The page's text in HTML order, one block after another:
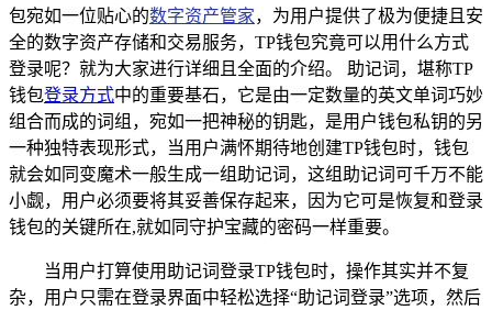
包宛如一位贴心的数字资产管家，为用户提供了极为便捷且安
全的数字资产存储和交易服务，TP钱包究竟可以用什么方式
登录呢？就为大家进行详细且全面的介绍。 助记词，堪称TP
钱包登录方式中的重要基石，它是由一定数量的英文单词巧妙
组合而成的词组，宛如一把神秘的钥匙，是用户钱包私钥的另
一种独特表现形式，当用户满怀期待地创建TP钱包时，钱包
就会如同变魔术一般生成一组助记词，这组助记词可千万不能
小觑，用户必须要将其妥善保存起来，因为它可是恢复和登录
钱包的关键所在,就如同守护宝藏的密码一样重要。
当用户打算使用助记词登录TP钱包时，操作其实并不复
杂，用户只需在登录界面中轻松选择“助记词登录”选项，然后